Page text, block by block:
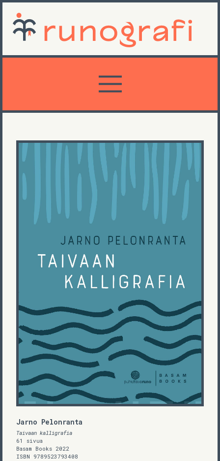
Jarno Pelonranta
Taivaan kalligrafia
61 sivua
Basam Books 2022
ISBN 9789523793408